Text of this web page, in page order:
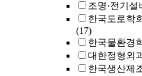
조명·전기설
한국도로학
(17)
한국물환경
대한정형외
한국생산제